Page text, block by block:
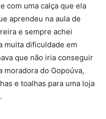
com uma calça que ela
aprendeu na aula de
e sempre achei
muita dificuldade em
que não iria conseguir
moradora do Gopoúva,
e toalhas para uma loja